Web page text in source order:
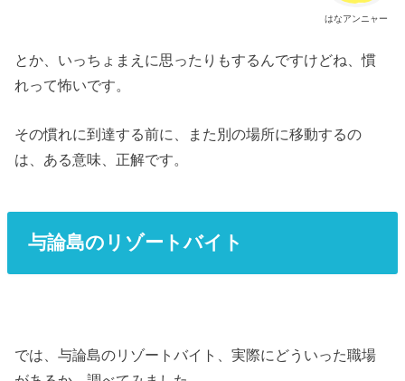
はなアンニャー
とか、いっちょまえに思ったりもするんですけどね、慣
れって怖いです。
その慣れに到達する前に、また別の場所に移動するの
は、ある意味、正解です。
与論島のリゾートバイト
では、与論島のリゾートバイト、実際にどういった職場